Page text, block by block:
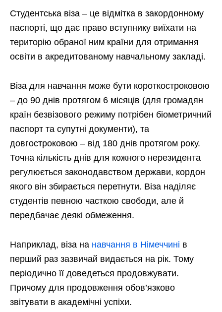
Студентська віза – це відмітка в закордонному
паспорті, що дає право вступнику виїхати на
територію обраної ним країни для отримання
освіти в акредитованому навчальному закладі.
Віза для навчання може бути короткостроковою
– до 90 днів протягом 6 місяців (для громадян
країн безвізового режиму потрібен біометричний
паспорт та супутні документи), та
довгостроковою – від 180 днів протягом року.
Точна кількість днів для кожного нерезидента
регулюється законодавством держави, кордон
якого він збирається перетнути. Віза наділяє
студентів певною часткою свободи, але й
передбачає деякі обмеження.
Наприклад, віза на навчання в Німеччині в
перший раз зазвичай видається на рік. Тому
періодично її доведеться продовжувати.
Причому для продовження обов’язково
звітувати в академічні успіхи.